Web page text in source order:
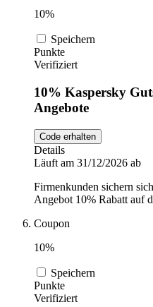
10%
Speichern
Punkte
Verifiziert
10% Kaspersky
Angebote
Code erhalten
Details
Läuft am 31/12/2026 ab
Firmenkunden sichern
Angebot 10% Rabatt auf
Coupon
10%
Speichern
Punkte
Verifiziert